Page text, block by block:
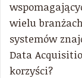
wielu
systemów
Data
korzyści?